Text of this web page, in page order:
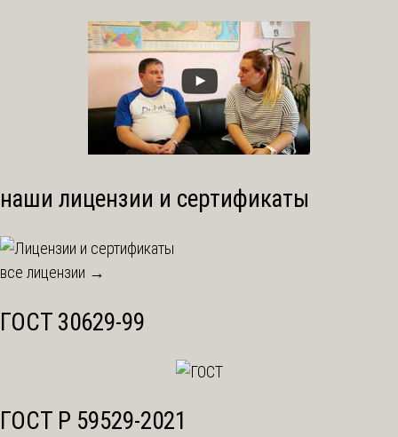
наши лицензии и сертификаты
все лицензии →
ГОСТ 30629-99
ГОСТ Р 59529-2021